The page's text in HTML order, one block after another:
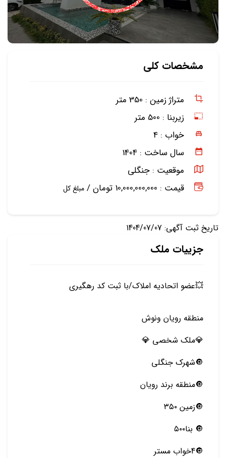
مشخصات کلی
متراژ زمین : 350 متر
زیربنا : 500 متر
خواب : 4
سال ساخت : 1404
موقعیت : جنگلی
قیمت : 10,000,000,000 تومان /
مبلغ کل
تاریخ ثبت آگهی: 1404/07/07
جزییات ملک
💥عضو اتحادیه املاک/با ثبت کد رهگیری
منطقه رویان ونوش
💎ملک شخصی 💎
🔘شهرک جنگلی
🔘منطقه برند رویان
🔘زمین ۳۵۰
🔘 بنا۵۰۰
🔘4خواب مستر